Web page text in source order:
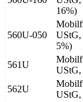
16%)
560U-050
UStG,
5%)
561U
UStG,
562U
UStG,